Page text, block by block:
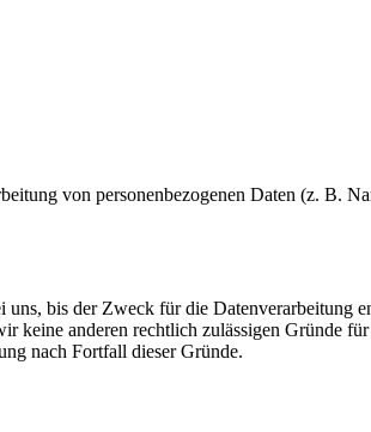
von personenbezogenen Daten (z. B.
uns, bis der Zweck für die Datenverarbeitung
keine anderen rechtlich zulässigen Gründe
nach Fortfall dieser Gründe.